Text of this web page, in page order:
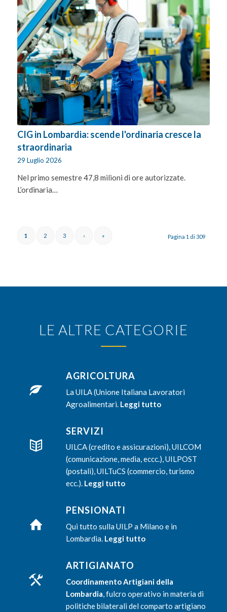
CIG in Lombardia: scende l'ordinaria cresce la
straordinaria
29 Luglio 2026
Nel primo semestre 47,8 milioni di ore autorizzate.
L’ordinaria…
Pagina 1 di 309
1 2 3 › »
LE ALTRE CATEGORIE
AGRICOLTURA
La UILA (Unione Italiana Lavoratori
Agroalimentari. Leggi tutto
SERVIZI
UILCA (credito e assicurazioni), UILCOM
(comunicazione, media, eccc.), UILPOST
(postali), UILTuCS (commercio, turismo
ecc.). Leggi tutto
PENSIONATI
Qui tutto sulla UILP a Milano e in
Lombardia. Leggi tutto
ARTIGIANATO
Coordinamento Artigiani della
Lombardia, fulcro operativo in materia di
politiche bilaterali del comparto artigiano